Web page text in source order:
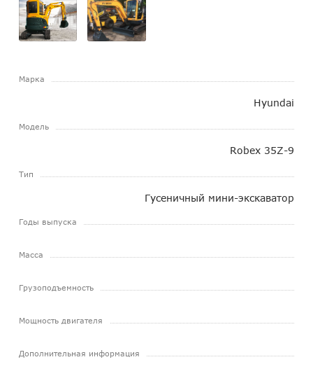
Марка
Hyundai
Модель
Robex 35Z-9
Тип
Гусеничный мини-экскаватор
Годы выпуска
Масса
Грузоподъемность
Мощность двигателя
Дополнительная информация